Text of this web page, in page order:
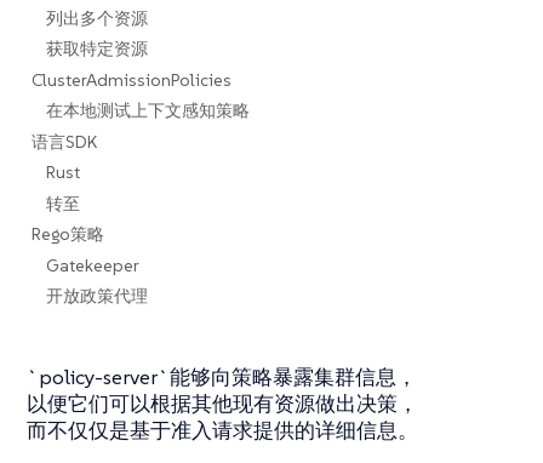
列出多个资源
获取特定资源
ClusterAdmissionPolicies
在本地测试上下文感知策略
语言SDK
Rust
转至
Rego策略
Gatekeeper
开放政策代理
`policy-server`能够向策略暴露集群信息，
以便它们可以根据其他现有资源做出决策，
而不仅仅是基于准入请求提供的详细信息。